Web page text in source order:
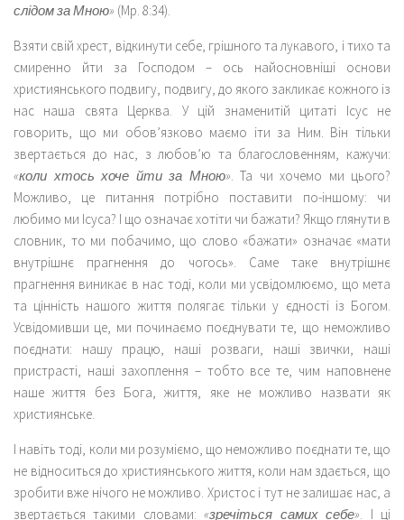
слідом за Мною» (Мр. 8:34).
Взяти свій хрест, відкинути себе, грішного та лукавого, і тихо та
смиренно йти за Господом – ось найосновніші основи
християнського подвигу, подвигу, до якого закликає кожного із
нас наша свята Церква. У цій знаменитій цитаті Ісус не
говорить, що ми обов’язково маємо іти за Ним. Він тільки
звертається до нас, з любов’ю та благословенням, кажучи:
«коли хтось хоче йти за Мною». Та чи хочемо ми цього?
Можливо, це питання потрібно поставити по-іншому: чи
любимо ми Ісуса? І що означає хотіти чи бажати? Якщо глянути в
словник, то ми побачимо, що слово «бажати» означає «мати
внутрішнє прагнення до чогось». Саме таке внутрішнє
прагнення виникає в нас тоді, коли ми усвідомлюємо, що мета
та цінність нашого життя полягає тільки у єдності із Богом.
Усвідомивши це, ми починаємо поєднувати те, що неможливо
поєднати: нашу працю, наші розваги, наші звички, наші
пристрасті, наші захоплення – тобто все те, чим наповнене
наше життя без Бога, життя, яке не можливо назвати як
християнське.
І навіть тоді, коли ми розуміємо, що неможливо поєднати те, що
не відноситься до християнського життя, коли нам здається, що
зробити вже нічого не можливо. Христос і тут не залишає нас, а
звертається такими словами:«зречіться самих себе». І ці